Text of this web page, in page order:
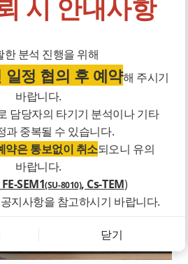
ZEUS 예약하기
항(오입금 주의)♦
확인!!(오입금 방지)
좌번호 확인 후 해당되는
페이지-청구서 등 서류발급)
환처리 예정
관+입금자명(회원명) 입력
가 많아 확인이 어려우므로
히 입력(세금계산서 수신
닫기
안내
2026.08.21) 내 단축근무가
시행되어
뢰분석시간이 변경됩니다.
: 오전 9시~ 오후 4시
30분
간 : 오전 10시 ~ 오후
4시
는 점심시간입니다.)
닫기
시 안내사항
한 분석 진행을 위해
일정 협의 후 예약해 주시기
바랍니다.
담당자의 타기기 분석이나 기타
과 중복될 수 있습니다.
약은 통보없이 취소되오니 유의
바랍니다.
SEM1(SU-8010), Cs-TEM)
지사항을 참고하시기 바랍니다.
닫기